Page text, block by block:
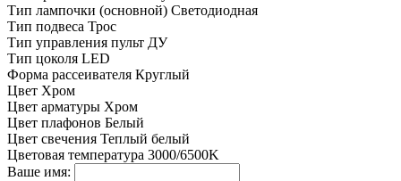
Тип лампочки (основной) Светодиодная
Тип подвеса Трос
Тип управления пульт ДУ
Тип цоколя LED
Форма рассеивателя Круглый
Цвет Хром
Цвет арматуры Хром
Цвет плафонов Белый
Цвет свечения Теплый белый
Цветовая температура 3000/6500K
Ваше имя: